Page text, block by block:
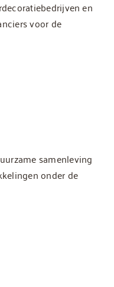
en
voor de
samenleving
onder de